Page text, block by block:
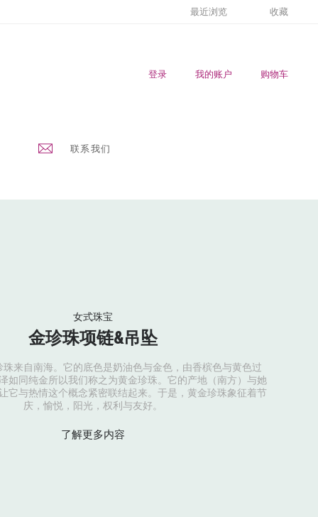
最近浏览 收藏
登录 我的账户 购物车
联系我们
女式珠宝
金珍珠项链&吊坠
来自南海。它的底色是奶油色与金色，由香槟色与黄色过
如同纯金所以我们称之为黄金珍珠。它的产地（南方）与她
它与热情这个概念紧密联结起来。于是，黄金珍珠象征着节
庆，愉悦，阳光，权利与友好。
了解更多内容